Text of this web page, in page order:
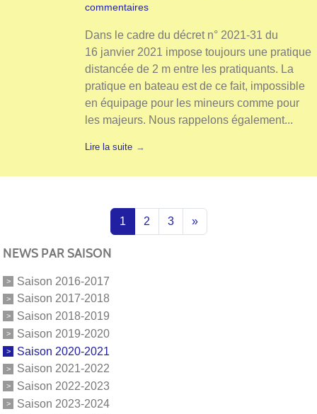
commentaires
Dans le cadre du décret n° 2021-31 du
16 janvier 2021 impose toujours une pratique
distancée de 2 m entre les pratiquants. La
pratique en bateau est de ce fait, impossible
en équipage pour les mineurs comme pour
les majeurs. Nous rappelons également...
Lire la suite
1 2 3 »
NEWS PAR SAISON
Saison 2016-2017
Saison 2017-2018
Saison 2018-2019
Saison 2019-2020
Saison 2020-2021
Saison 2021-2022
Saison 2022-2023
Saison 2023-2024